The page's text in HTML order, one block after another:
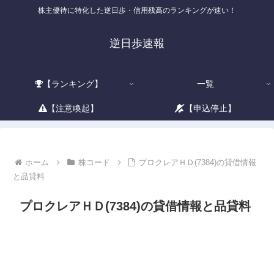
株主優待に特化した逆日歩・信用残高のランキングが速い！
逆日歩速報
【ランキング】 一覧
【注意喚起】 【申込停止】
ホーム 株コード
プロクレアＨＤ(7384)の貸借情報
と品貸料
プロクレアＨＤ(7384)の貸借情報と品貸料